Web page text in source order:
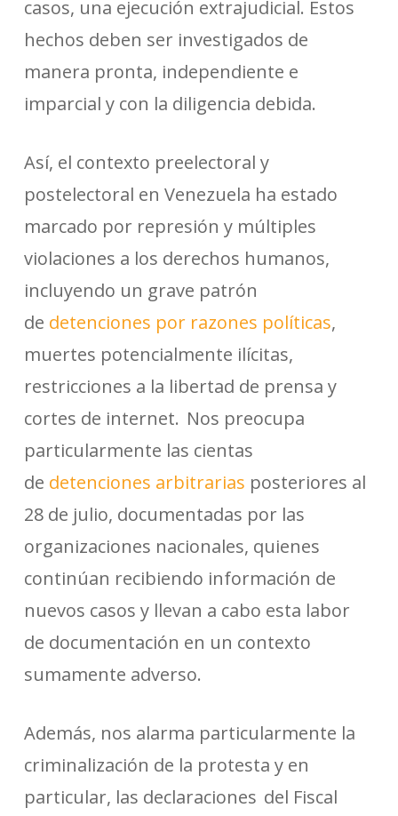
casos, una ejecución extrajudicial. Estos
hechos deben ser investigados de
manera pronta, independiente e
imparcial y con la diligencia debida.
Así, el contexto preelectoral y
postelectoral en Venezuela ha estado
marcado por represión y múltiples
violaciones a los derechos humanos,
incluyendo un grave patrón
de detenciones por razones políticas,
muertes potencialmente ilícitas,
restricciones a la libertad de prensa y
cortes de internet. Nos preocupa
particularmente las cientas
de detenciones arbitrarias posteriores al
28 de julio, documentadas por las
organizaciones nacionales, quienes
continúan recibiendo información de
nuevos casos y llevan a cabo esta labor
de documentación en un contexto
sumamente adverso.
Además, nos alarma particularmente la
criminalización de la protesta y en
particular, las declaraciones del Fiscal